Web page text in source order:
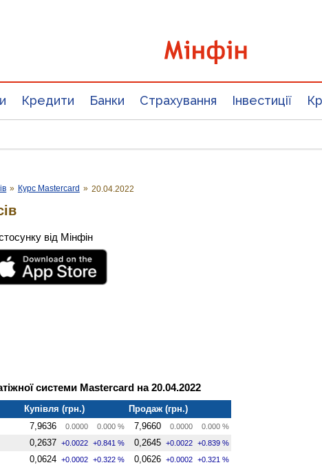
Кредити Банки Страхування Інвестиції
» Курс Mastercard » 20.04.2022
від Мінфін
системи Mastercard на 20.04.2022
Купівля (грн.)
Продаж (грн.)
7,9636 0.0000 0.000 % 7,9660 0.0000 0.000 %
0,2637 +0.0022 +0.841 % 0,2645 +0.0022 +0.839 %
0,0624 +0.0002 +0.322 % 0,0626 +0.0002 +0.321 %